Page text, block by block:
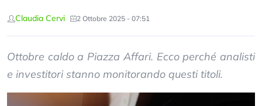
Claudia Cervi 2 Ottobre 2025 - 07:51
Ottobre caldo a Piazza Affari. Ecco perché analisti
e investitori stanno monitorando questi titoli.